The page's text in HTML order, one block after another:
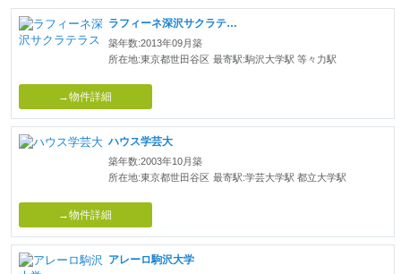
ラフィーネ深沢サクラテラス
築年数:2013年09月築
所在地:東京都世田谷区 最寄駅:駒沢大学駅 等々力駅
→物件詳細
ハウス学芸大
築年数:2003年10月築
所在地:東京都世田谷区 最寄駅:学芸大学駅 都立大学駅
→物件詳細
アレーロ駒沢大学